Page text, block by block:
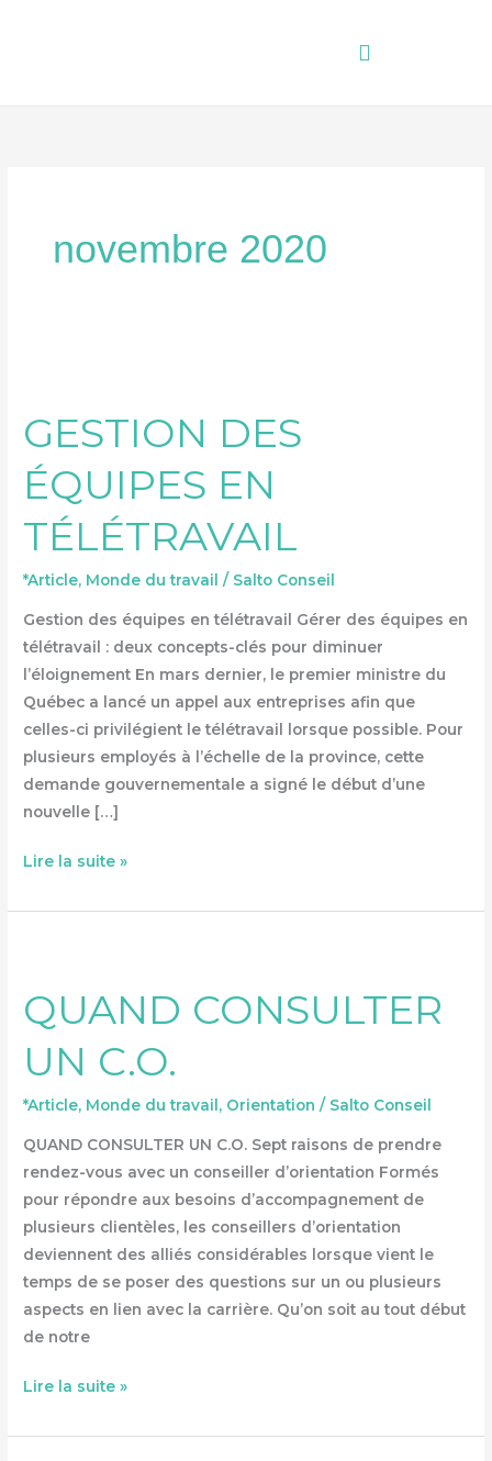
novembre 2020
GESTION DES
ÉQUIPES EN
TÉLÉTRAVAIL
*Article, Monde du travail / Salto Conseil
Gestion des équipes en télétravail Gérer des équipes en
télétravail : deux concepts-clés pour diminuer
l’éloignement En mars dernier, le premier ministre du
Québec a lancé un appel aux entreprises afin que
celles-ci privilégient le télétravail lorsque possible. Pour
plusieurs employés à l’échelle de la province, cette
demande gouvernementale a signé le début d’une
nouvelle […]
ÉQUIPES
EN
TÉLÉTRAVAIL
Lire la suite »
QUAND CONSULTER
UN C.O.
*Article, Monde du travail , Orientation / Salto Conseil
QUAND CONSULTER UN C.O. Sept raisons de prendre
rendez-vous avec un conseiller d’orientation Formés
pour répondre aux besoins d’accompagnement de
plusieurs clientèles, les conseillers d’orientation
deviennent des alliés considérables lorsque vient le
temps de se poser des questions sur un ou plusieurs
aspects en lien avec la carrière. Qu’on soit au tout début
de notre
UN
C.O.
Lire la suite »